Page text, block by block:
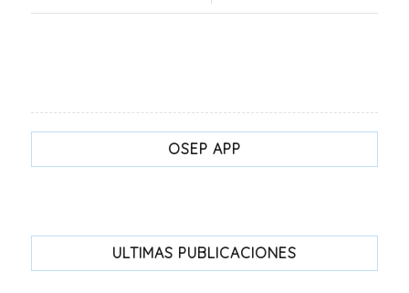
OSEP APP
ULTIMAS PUBLICACIONES